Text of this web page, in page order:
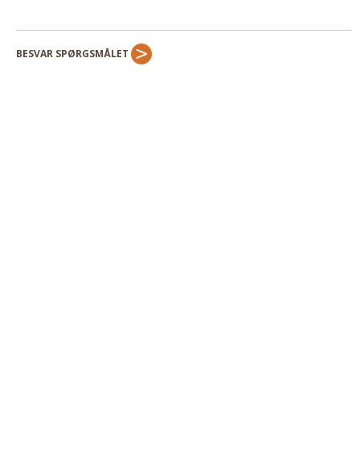
Belægning
Skadedyr
BESVAR SPØRGSMÅLET